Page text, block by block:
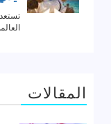
المقالات